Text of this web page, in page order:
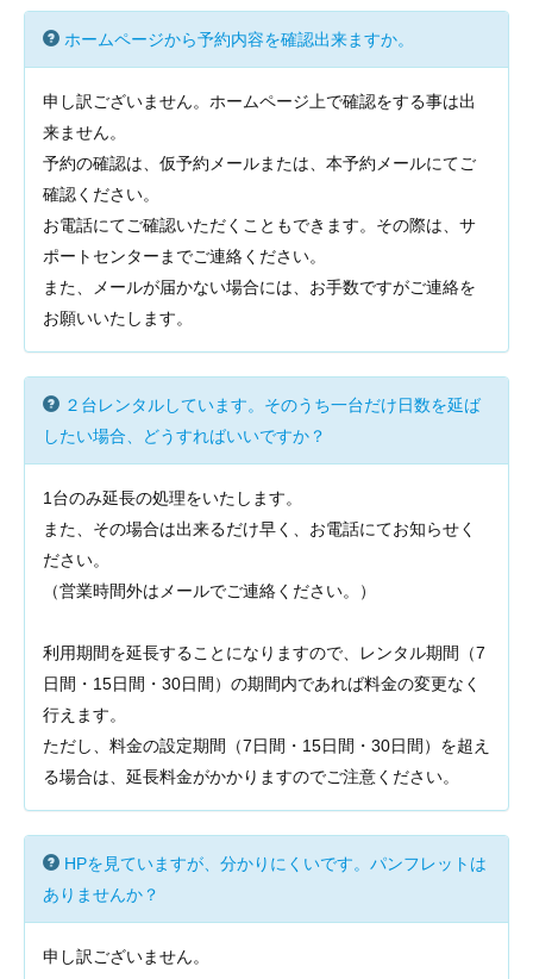
ホームページから予約内容を確認出来ますか。
申し訳ございません。ホームページ上で確認をする事は出
来ません。
予約の確認は、仮予約メールまたは、本予約メールにてご
確認ください。
お電話にてご確認いただくこともできます。その際は、サ
ポートセンターまでご連絡ください。
また、メールが届かない場合には、お手数ですがご連絡を
お願いいたします。
２台レンタルしています。そのうち一台だけ日数を延ば
したい場合、どうすればいいですか？
1台のみ延長の処理をいたします。
また、その場合は出来るだけ早く、お電話にてお知らせく
ださい。
（営業時間外はメールでご連絡ください。）
利用期間を延長することになりますので、レンタル期間（7
日間・15日間・30日間）の期間内であれば料金の変更なく
行えます。
ただし、料金の設定期間（7日間・15日間・30日間）を超え
る場合は、延長料金がかかりますのでご注意ください。
HPを見ていますが、分かりにくいです。パンフレットは
ありませんか？
申し訳ございません。